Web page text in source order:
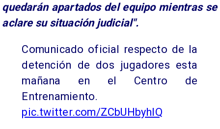
quedarán apartados del equipo mientras se
aclare su situación judicial".
Comunicado oficial respecto de la
detención de dos jugadores esta
mañana en el Centro de
Entrenamiento.
pic.twitter.com/ZCbUHbyhlQ